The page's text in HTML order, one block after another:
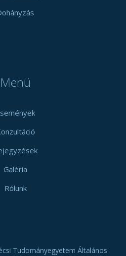
Menü
Galéria
Rólunk
Tudományegyetem Általános